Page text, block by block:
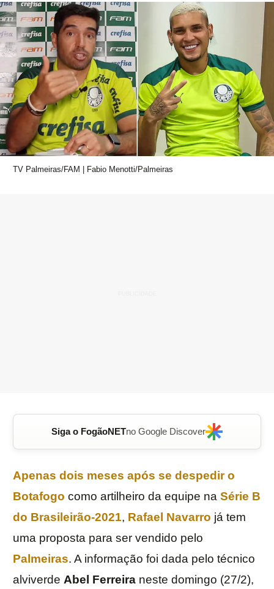
TV Palmeiras/FAM | Fabio Menotti/Palmeiras
Siga o FogãoNETno Google Discover
Apenas dois meses após se despedir o
Botafogo como artilheiro da equipe na Série B
do Brasileirão-2021, Rafael Navarro já tem
uma proposta para ser vendido pelo
Palmeiras. A informação foi dada pelo técnico
alviverde Abel Ferreira neste domingo (27/2),